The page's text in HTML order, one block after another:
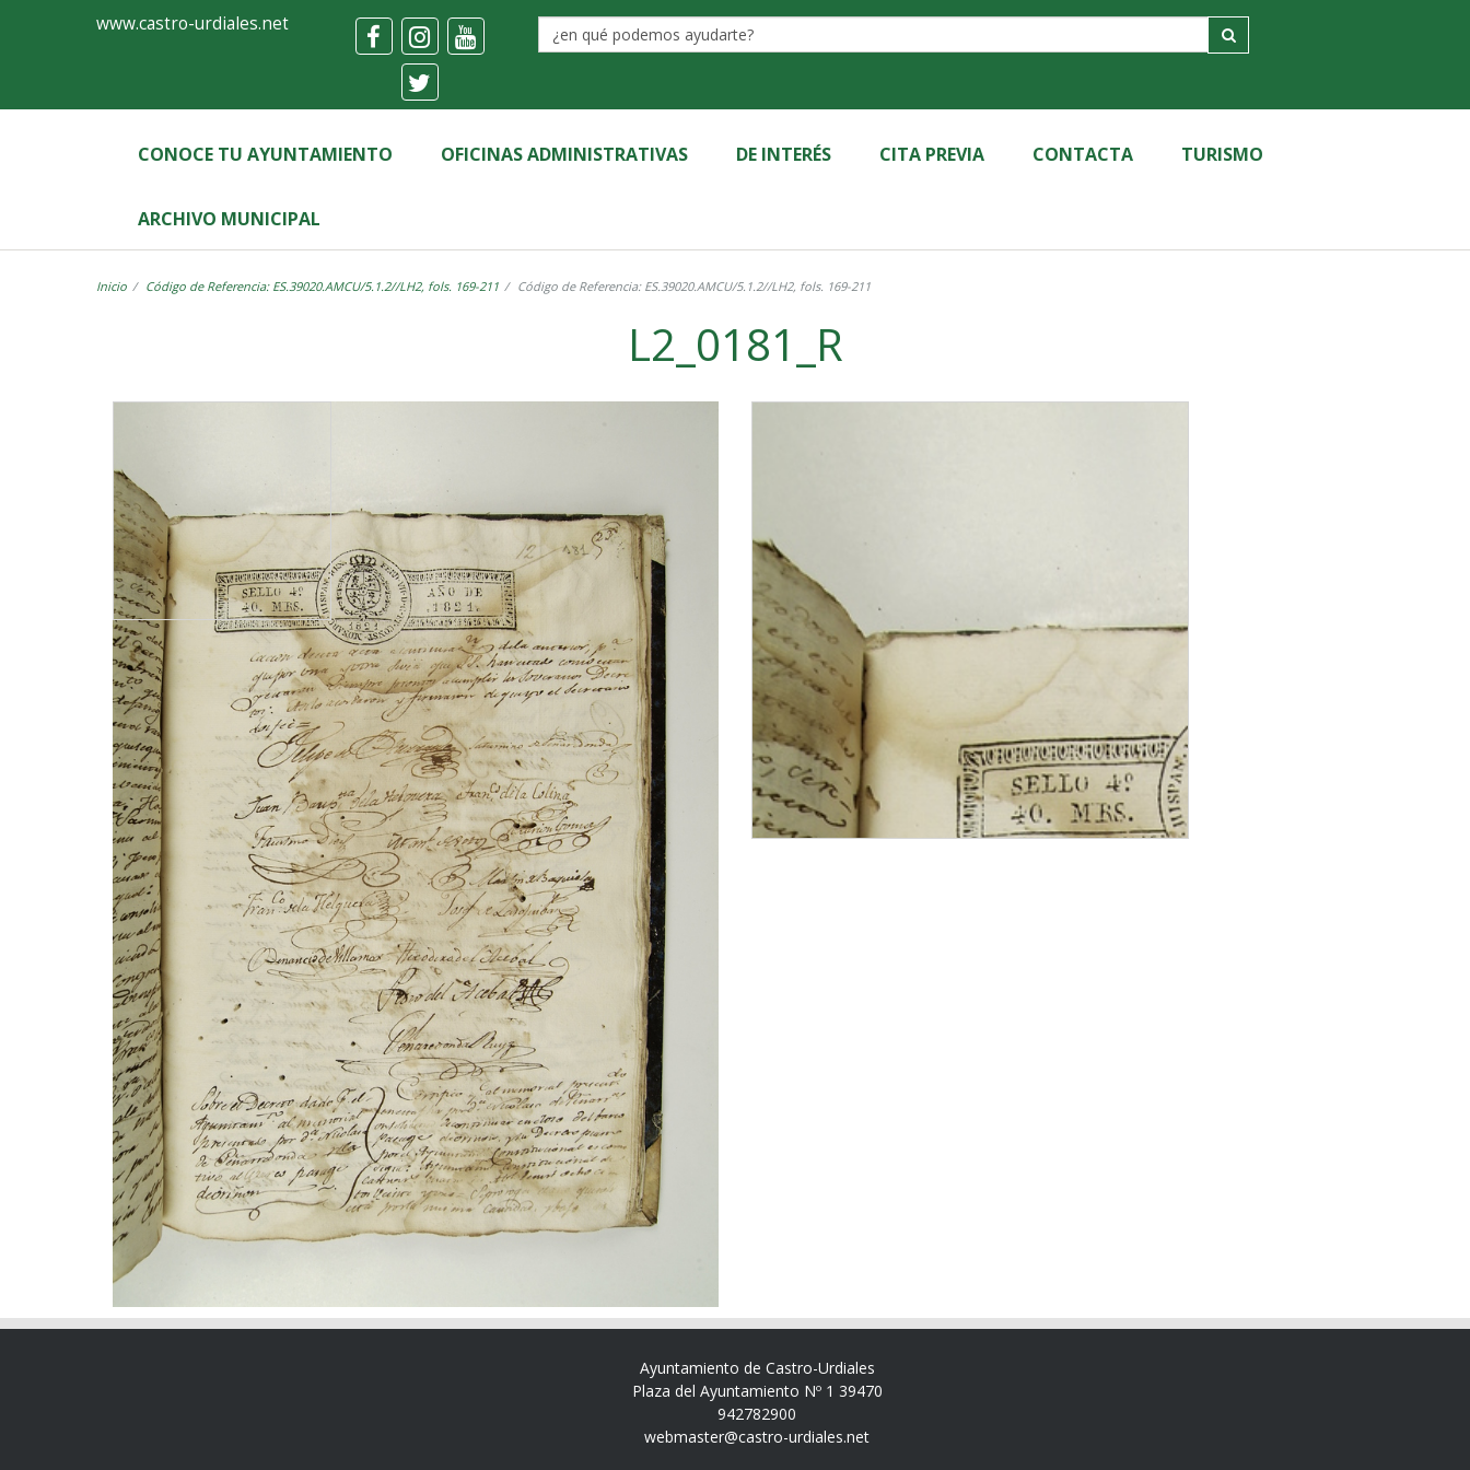
Ayuntamiento
Castro-
Urdiales
www.castro-urdiales.net
CONOCE TU AYUNTAMIENTO OFICINAS ADMINISTRATIVAS DE INTERÉS CITA PREVIA CONTACTA TURISMO
ARCHIVO MUNICIPAL
Inicio Código de Referencia: ES.39020.AMCU/5.1.2//LH2, fols. 169-211 Código de Referencia: ES.39020.AMCU/5.1.2//LH2, fols. 169-211
L2_0181_R
Ayuntamiento de Castro-Urdiales
Plaza del Ayuntamiento Nº 1 39470
942782900
webmaster@castro-urdiales.net